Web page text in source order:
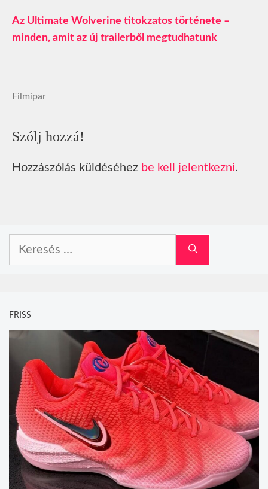
Az Ultimate Wolverine titokzatos története –
minden, amit az új trailerből megtudhatunk
Filmipar
Szólj hozzá!
Hozzászólás küldéséhez be kell jelentkezni.
FRISS